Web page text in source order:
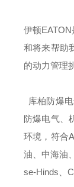
伊顿EATON
和将来帮助
的动力管理
库柏防爆
防爆电气、
环境，符合
油、中海油
se-Hinds